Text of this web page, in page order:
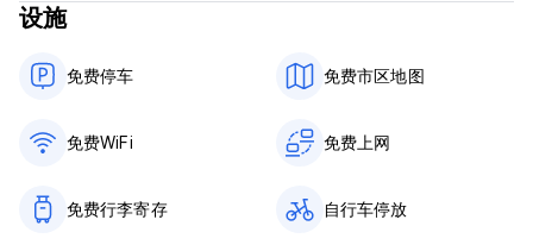
禁止吸烟。
设施
免费停车 免费市区地图
免费WiFi 免费上网
免费行李寄存 自行车停放